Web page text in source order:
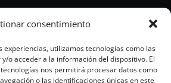
consentimiento
experiencias, utilizamos tecnologías como las
o acceder a la información del dispositivo. El
nos permitirá procesar datos como
o las identificaciones únicas en este
PREMIUM CAZA
CAZA CLÁSICA
CALIBRES PEQUEÑOS
BALAS Y POSTAS